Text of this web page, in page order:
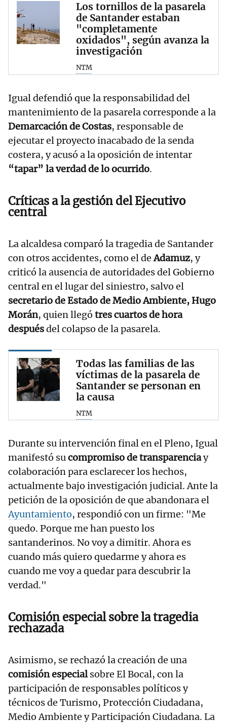
Los tornillos de la pasarela
de Santander estaban
"completamente
oxidados", según avanza la
investigación
NTM
Igual defendió que la responsabilidad del
mantenimiento de la pasarela corresponde a la
Demarcación de Costas, responsable de
ejecutar el proyecto inacabado de la senda
costera, y acusó a la oposición de intentar
“tapar” la verdad de lo ocurrido.
Críticas a la gestión del Ejecutivo
central
La alcaldesa comparó la tragedia de Santander
con otros accidentes, como el deAdamuz, y
criticó la ausencia de autoridades del Gobierno
central en el lugar del siniestro, salvo el
secretario de Estado de Medio Ambiente, Hugo
Morán, quien llegó tres cuartos de hora
despuésdel colapso de la pasarela.
Todas las familias de las
víctimas de la pasarela de
Santander se personan en
la causa
NTM
Durante su intervención final en el Pleno, Igual
manifestó sucompromiso de transparenciay
colaboración para esclarecer los hechos,
actualmente bajo investigación judicial. Ante la
petición de la oposición de que abandonara el
Ayuntamiento, respondió con un firme: "Me
quedo. Porque me han puesto los
santanderinos. No voy a dimitir. Ahora es
cuando más quiero quedarme y ahora es
cuando me voy a quedar para descubrir la
verdad."
Comisión especial sobre la tragedia
rechazada
Asimismo, se rechazó la creación de una
comisión especialsobre El Bocal, con la
participación de responsables políticos y
técnicos de Turismo, Protección Ciudadana,
Medio Ambiente y Participación Ciudadana. La